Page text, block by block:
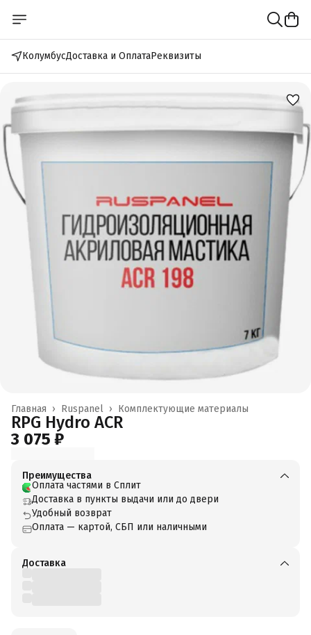
КолумбусДоставка и ОплатаРеквизиты
Комплектующие материалы
Ruspanel ›
Главная ›
RPG Hydro ACR
3 075 ₽
Преимущества
Оплата частями в Сплит
Доставка в пункты выдачи или до двери
Удобный возврат
Оплата — картой, СБП или наличными
Доставка